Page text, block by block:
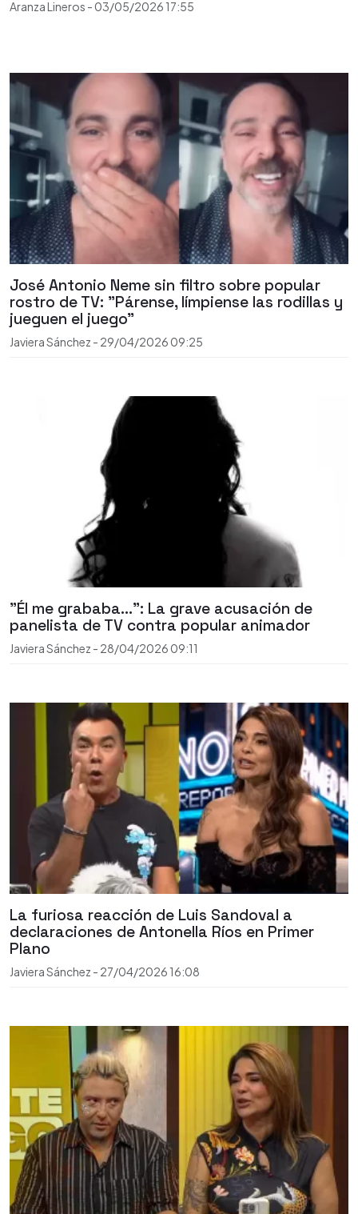
Aranza Lineros - 03/05/2026 17:55
José Antonio Neme sin filtro sobre popular
rostro de TV: "Párense, límpiense las rodillas y
jueguen el juego"
Javiera Sánchez - 29/04/2026 09:25
"Él me grababa...": La grave acusación de
panelista de TV contra popular animador
Javiera Sánchez - 28/04/2026 09:11
La furiosa reacción de Luis Sandoval a
declaraciones de Antonella Ríos en Primer
Plano
Javiera Sánchez - 27/04/2026 16:08